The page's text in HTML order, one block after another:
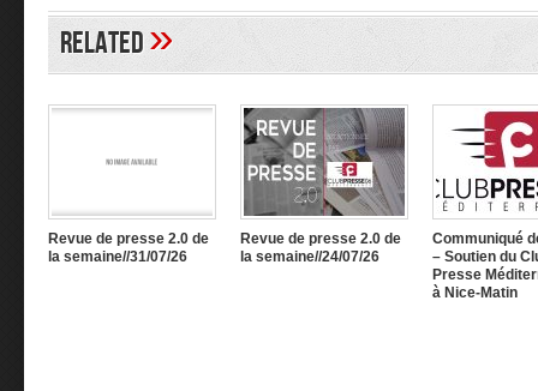
Related»
Revue de presse 2.0 de
la semaine//31/07/26
Revue de presse 2.0 de
la semaine//24/07/26
Communiqué
– Soutien du
Presse
à Nice-Matin